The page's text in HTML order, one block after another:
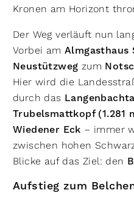
Kronen am Horizont
Der Weg verläuft nun
Vorbei am Almgasthaus
Neustützweg zum
Hier wird die
durch das
Trubelsmattkopf (1.281
Wiedener Eck – immer
zwischen hohen
Blicke auf das Ziel: den
Aufstieg zum